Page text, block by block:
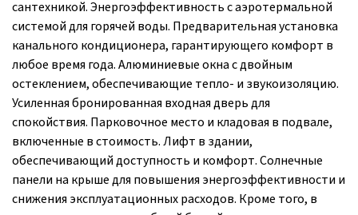
сантехникой. Энергоэффективность с аэротермальной
системой для горячей воды. Предварительная установка
канального кондиционера, гарантирующего комфорт в
любое время года. Алюминиевые окна с двойным
остеклением, обеспечивающие тепло- и звукоизоляцию.
Усиленная бронированная входная дверь для
спокойствия. Парковочное место и кладовая в подвале,
включенные в стоимость. Лифт в здании,
обеспечивающий доступность и комфорт. Солнечные
панели на крыше для повышения энергоэффективности и
снижения эксплуатационных расходов. Кроме того, в